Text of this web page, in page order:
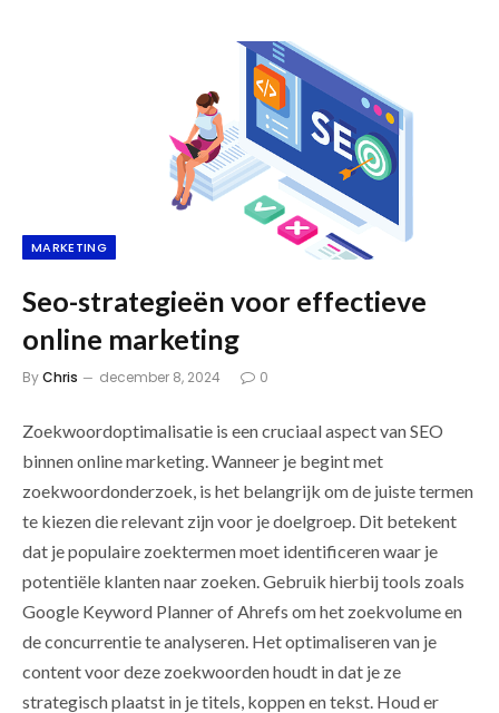
MARKETING
Seo-strategieën voor effectieve
online marketing
ByChris december 8, 2024 0
Zoekwoordoptimalisatie is een cruciaal aspect van SEO
binnen online marketing. Wanneer je begint met
zoekwoordonderzoek, is het belangrijk om de juiste termen
te kiezen die relevant zijn voor je doelgroep. Dit betekent
dat je populaire zoektermen moet identificeren waar je
potentiële klanten naar zoeken. Gebruik hierbij tools zoals
Google Keyword Planner of Ahrefs om het zoekvolume en
de concurrentie te analyseren. Het optimaliseren van je
content voor deze zoekwoorden houdt in dat je ze
strategisch plaatst in je titels, koppen en tekst. Houd er